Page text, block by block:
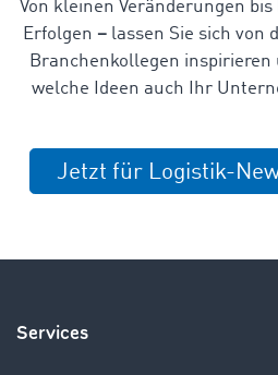
Von kleinen Veränderungen
Erfolgen –lassen Sie sich von
Branchenkollegen inspirieren
welche Ideen auch Ihr
Jetzt für Logistik-
Services